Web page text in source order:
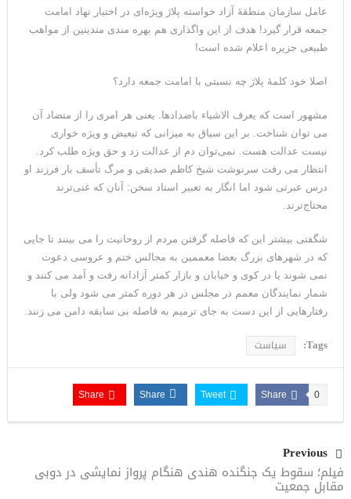
عامل سازمان منطقۀ آزاد خواسته پلاژ ویژه‌ای در اختیار نهاد امامت
جمعه قرار گیرد! هدف از این واگذاری هم بهره مندی متدینین از مواهب
طبیعی جزیره اعلام شده است!
اصلا خود کلمۀ پلاژ چه نسبتی با امامت جمعه دارد؟
مشهور است که یعرف الاشیاء باضدادها. یعنی هر امری را از متضاد آن
می توان شناخت. بر این سیاق به میزانی که تبعیض و ویژه خواری
نیست عدالت هست. نمی‌توان دم از عدالت زد و حق ویژه طلب کرد.
انتظار می رفت سرنوشت شیخ کاظم صدیقی و مرگ تأسف بار فرزند او
درس عبرتی شود اما انگار به تعبیر استاد سخن: آنان که غنی‌ترند
محتاج‌ترند.
شگفتی بیشتر این که فاصله گرفتن مردم از روحانیت را می بینند تا جایی
که در شهرهای بزرگ بعضا معممین به مجالس ختم و عروسی دعوت
نمی شوند یا در کوی و خیابان و بازار کمتر آزادانه رفت و آمد می کنند و
شمار نمایندگان معمم در مجلس در هر دوره کمتر می شود ولی با
رفتارهایی از این دست به جای ترمیم به فاصله بی سابقه دامن می زنند.
Tags: سیاست
Share 0
Tweet
Share
Share
Previous
فیلم؛ سقوط یک جنگنده هندی هنگام پرواز نمایشی در دوبی
مقابل جمعیت